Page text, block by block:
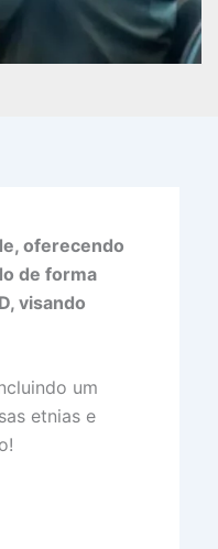
oferecendo
de forma
visando
um
etnias e